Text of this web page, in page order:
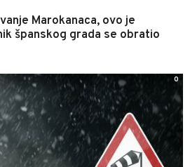
Marokanaca, ovo je
španskog grada se obratio
0